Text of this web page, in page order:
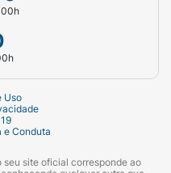
00h
Uso
e Conduta
seu site oficial corresponde ao